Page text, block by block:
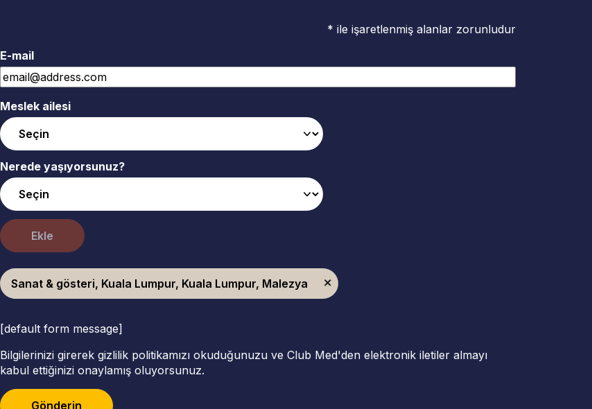
* ile işaretlenmiş alanlar zorunludur
E-mail
Meslek ailesi
Nerede yaşıyorsunuz?
Ekle
Sanat & gösteri, Kuala Lumpur, Kuala Lumpur, Malezya
[default form message]
Bilgilerinizi girerek gizlilik politikamızı okuduğunuzu ve Club Med'den elektronik iletiler almayı
kabul ettiğinizi onaylamış oluyorsunuz.
Gönderin